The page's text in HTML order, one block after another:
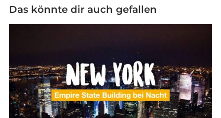
Das könnte dir auch gefallen